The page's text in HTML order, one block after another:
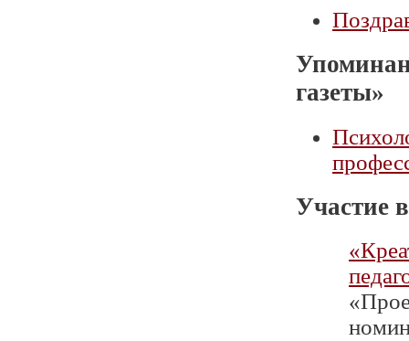
газеты»
Участие